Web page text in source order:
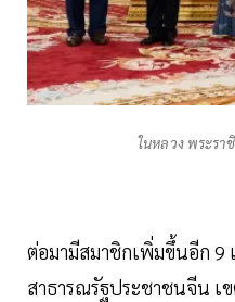
ในหลวง พระรา
ต่อมามีสมาชิกเพิ่มขึ้นอีก 9
สาธารณรัฐประชาชนจีน เ